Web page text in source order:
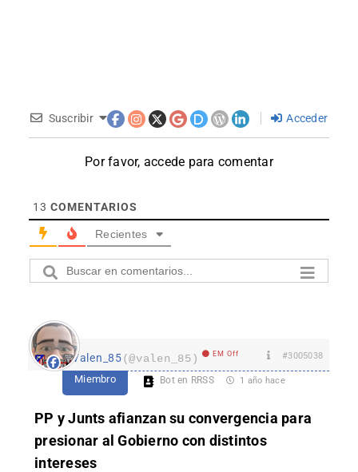
Suscribir Acceder
Por favor, accede para comentar
13 COMENTARIOS
Recientes
Valen_85(@valen_85) EM Off #3005038
Miembro Bot en RRSS 1 año hace
PP y Junts afianzan su convergencia para
presionar al Gobierno con distintos
intereses